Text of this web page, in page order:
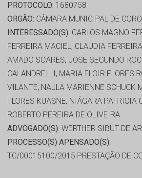
PROTOCOLO: 1680758
ORGÃO: CÂMARA MUNICIPAL DE
INTERESSADO(S): CARLOS MAGNO
FERREIRA MACIEL, CLAUDIA
AMADO SOARES, JOSE SEGUNDO
CALANDRELLI, MARIA ELOIR FLORES
VILANTE, NAJLA MARIENNE SCHUCK
FLORES KUASNE, NIÁGARA PATRICIA
ROBERTO PEREIRA DE OLIVEIRA
ADVOGADO(S): WERTHER SIBUT DE
PROCESSO(S) APENSADO(S):
TC/00015100/2015 PRESTAÇÃO DE